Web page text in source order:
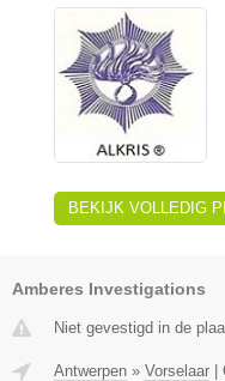
BEKIJK VOLLEDIG
Amberes Investigations
Niet gevestigd in de
Antwerpen » Vorselaar